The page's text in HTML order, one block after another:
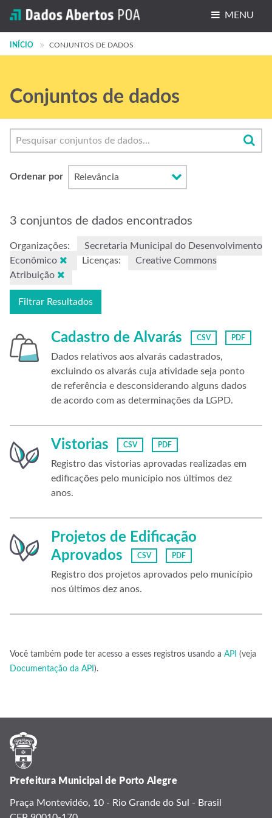
MENU
Conjuntos de dados
Grupos
Sobre
INÍCIO CONJUNTOS DE DADOS
Conjuntos de dados
Ordenar por
3 conjuntos de dados encontrados
Organizações:
Secretaria Municipal do Desenvolvimento
Econômico
Licenças:
Creative Commons
Atribuição
Filtrar Resultados
Cadastro de Alvarás CSV PDF
Dados relativos aos alvarás cadastrados,
excluindo os alvarás cuja atividade seja ponto
de referência e desconsiderando alguns dados
de acordo com as determinações da LGPD.
Vistorias CSV PDF
Registro das vistorias aprovadas realizadas em
edificações pelo município nos últimos dez
anos.
Projetos de Edificação
Aprovados
CSV PDF
Registro dos projetos aprovados pelo município
nos últimos dez anos.
Você também pode ter acesso a esses registros usando a API (veja
Documentação da API ).
Prefeitura Municipal de Porto Alegre
Praça Montevidéo, 10 - Rio Grande do Sul - Brasil